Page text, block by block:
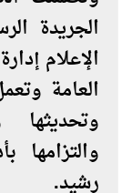
الجريدة
الإعلام
العامة
وتحديثها
رشيد.